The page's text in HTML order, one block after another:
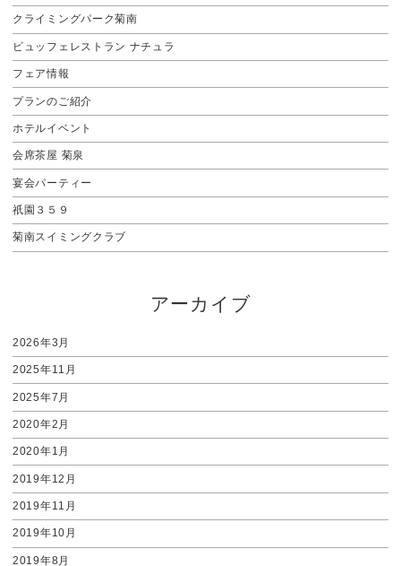
クライミングパーク菊南
ビュッフェレストラン ナチュラ
フェア情報
プランのご紹介
ホテルイベント
会席茶屋 菊泉
宴会パーティー
祇園３５９
菊南スイミングクラブ
アーカイブ
2026年3月
2025年11月
2025年7月
2020年2月
2020年1月
2019年12月
2019年11月
2019年10月
2019年8月